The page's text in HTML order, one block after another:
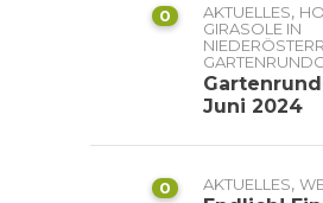
0 AKTUELLES,
GIRASOLE IN
Juni 2024
0 AKTUELLES,